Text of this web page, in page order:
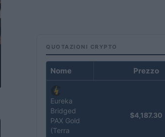
QUOTAZIONI CRYPTO
Nome Prezzo
Eureka
Bridged
PAX Gold
(Terra
$4,187.30